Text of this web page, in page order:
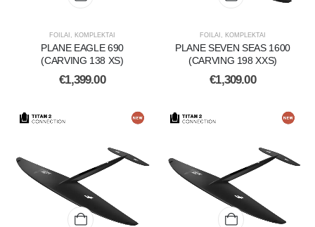
FOILAI , KOMPLEKTAI
PLANE EAGLE 690
(CARVING 138 XS)
€1,399.00
FOILAI , KOMPLEKTAI
PLANE SEVEN SEAS 1600
(CARVING 198 XXS)
€1,309.00